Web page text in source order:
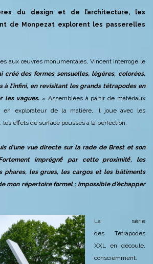
du design et de l’architecture, les
de Monpezat explorent les passerelles
aux œuvres monumentales, Vincent interroge le
créé des formes sensuelles, légères, colorées,
à l’infini, en revisitant les grands tétrapodes en
les vagues. » Assemblées à partir de matériaux
en explorateur de la matière, il joue avec les
effets de surface poussés à la perfection.
d’une vue directe sur la rade de Brest et son
imprégné́ par cette proximité́, les
phares, les grues, les cargos et les bâtiments
mon répertoire formel ; impossible d’échapper
La série
des Tétrapodes
XXL en découle,
consciemment.